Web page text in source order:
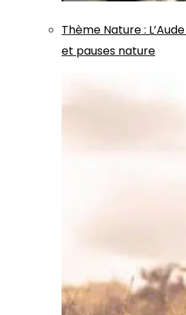
Thème Nature:
et pauses nature